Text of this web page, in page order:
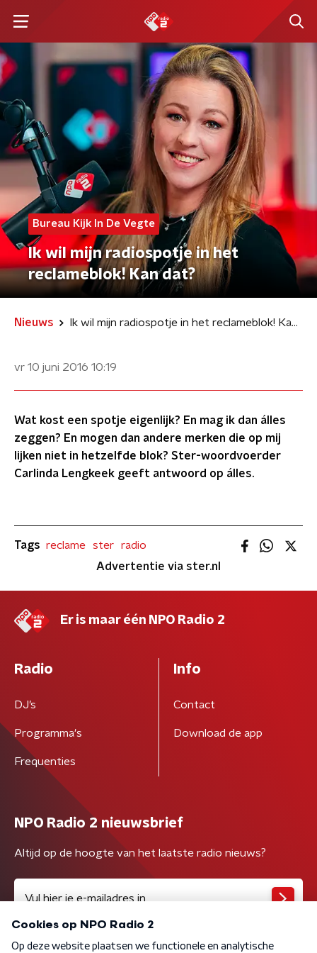
Bureau Kijk In De Vegte
Ik wil mijn radiospotje in het
reclameblok! Kan dat?
Nieuws Ik wil mijn radiospotje in het reclameblok! Kan dat?
vr 10 juni 2016 10:19
Wat kost een spotje eigenlijk? En mag ik dan álles
zeggen? En mogen dan andere merken die op mij
lijken niet in hetzelfde blok? Ster-woordvoerder
Carlinda Lengkeek geeft antwoord op álles.
Tags reclame ster
radio
Advertentie via ster.nl
Er is maar één NPO Radio 2
Radio
DJ’s
Programma's
Frequenties
Info
Contact
Download de app
NPO Radio 2 nieuwsbrief
Altijd op de hoogte van het laatste radio nieuws?